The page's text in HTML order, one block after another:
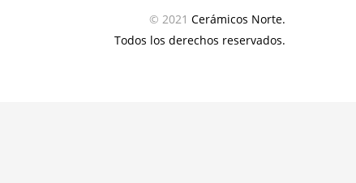
© 2021 Cerámicos Norte.
Todos los derechos reservados.